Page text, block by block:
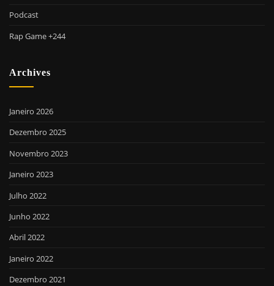
Podcast
Rap Game +244
Archives
Janeiro 2026
Dezembro 2025
Novembro 2023
Janeiro 2023
Julho 2022
Junho 2022
Abril 2022
Janeiro 2022
Dezembro 2021